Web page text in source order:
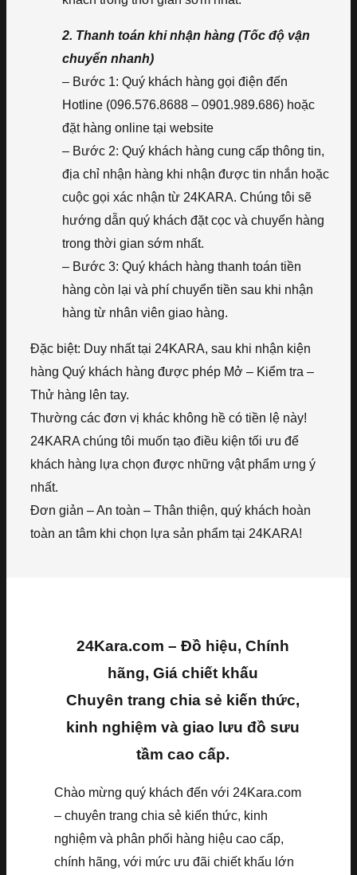
2. Thanh toán khi nhận hàng (Tốc độ vận
chuyển nhanh)
– Bước 1: Quý khách hàng gọi điện đến
Hotline (096.576.8688 – 0901.989.686) hoặc
đặt hàng online tại website
– Bước 2: Quý khách hàng cung cấp thông tin,
địa chỉ nhận hàng khi nhận được tin nhắn hoặc
cuộc gọi xác nhận từ 24KARA. Chúng tôi sẽ
hướng dẫn quý khách đặt cọc và chuyển hàng
trong thời gian sớm nhất.
– Bước 3: Quý khách hàng thanh toán tiền
hàng còn lại và phí chuyển tiền sau khi nhận
hàng từ nhân viên giao hàng.
Đặc biệt: Duy nhất tại 24KARA, sau khi nhận kiện
hàng Quý khách hàng được phép Mở – Kiểm tra –
Thử hàng lên tay.
Thường các đơn vị khác không hề có tiền lệ này!
24KARA chúng tôi muốn tạo điều kiện tối ưu để
khách hàng lựa chọn được những vật phẩm ưng ý
nhất.
Đơn giản – An toàn – Thân thiện, quý khách hoàn
toàn an tâm khi chọn lựa sản phẩm tại 24KARA!
24Kara.com – Đồ hiệu, Chính
hãng, Giá chiết khấu
Chuyên trang chia sẻ kiến thức,
kinh nghiệm và giao lưu đồ sưu
tầm cao cấp.
Chào mừng quý khách đến với 24Kara.com
– chuyên trang chia sẻ kiến thức, kinh
nghiệm và phân phối hàng hiệu cao cấp,
chính hãng, với mức ưu đãi chiết khấu lớn